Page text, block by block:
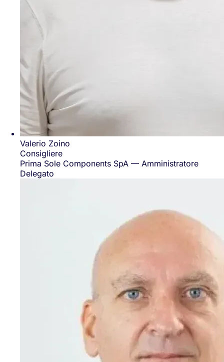
Valerio Zoino
Consigliere
Prima Sole Components SpA — Amministratore
Delegato